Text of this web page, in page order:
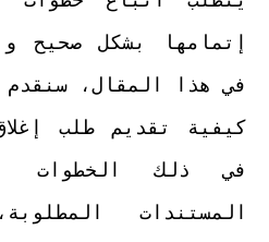
إتمامها بشكل صحيح
في هذا المقال، سنقدم
كيفية تقديم طلب
في ذلك الخطوات
المستندات